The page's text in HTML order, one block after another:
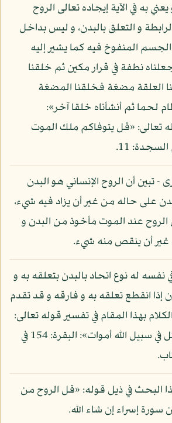
به في الآية إيجاده تعالى الروح
و التعلق بالبدن، و ليس بداخل
المنفوخ فيه كما يشير إليه
نطفة في قرار مكين ثم خلقنا
العلقة مضغة فخلقنا المضغة
لحما ثم أنشأناه خلقا آخر»:
14، و قوله تعالى: «قل يتوفاكم ملك الموت
11.
- تبين أن الروح الإنساني هو البدن
على حاله من غير أن يزاد فيه شيء،
أن الروح عند الموت مأخوذ من البدن و
غير أن ينقص منه شيء.
نفسه له نوع اتحاد بالبدن بتعلقه به و
إذا انقطع تعلقه به و فارقه و قد تقدم
بهذا المقام في تفسير قوله تعالى:
«و لا تقولوا لمن يقتل في سبيل الله أموات»: البقرة: 154 في
البحث في ذيل قوله: «قل الروح من